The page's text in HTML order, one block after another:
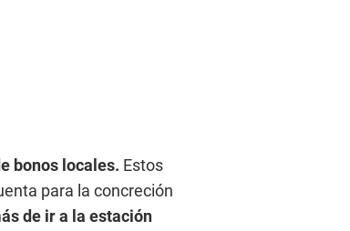
bonos locales. Estos
para la concreción
de ir a la estación